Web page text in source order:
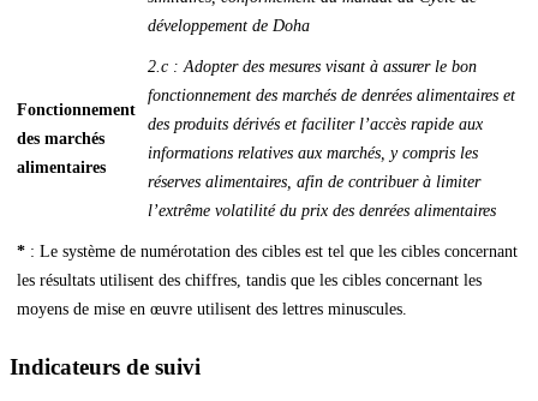
développement de Doha
Fonctionnement
des marchés
alimentaires
2.c : Adopter des mesures visant à assurer le bon
fonctionnement des marchés de denrées alimentaires et
des produits dérivés et faciliter l’accès rapide aux
informations relatives aux marchés, y compris les
réserves alimentaires, afin de contribuer à limiter
l’extrême volatilité du prix des denrées alimentaires
* : Le système de numérotation des cibles est tel que les cibles concernant
les résultats utilisent des chiffres, tandis que les cibles concernant les
moyens de mise en œuvre utilisent des lettres minuscules.
Indicateurs de suivi